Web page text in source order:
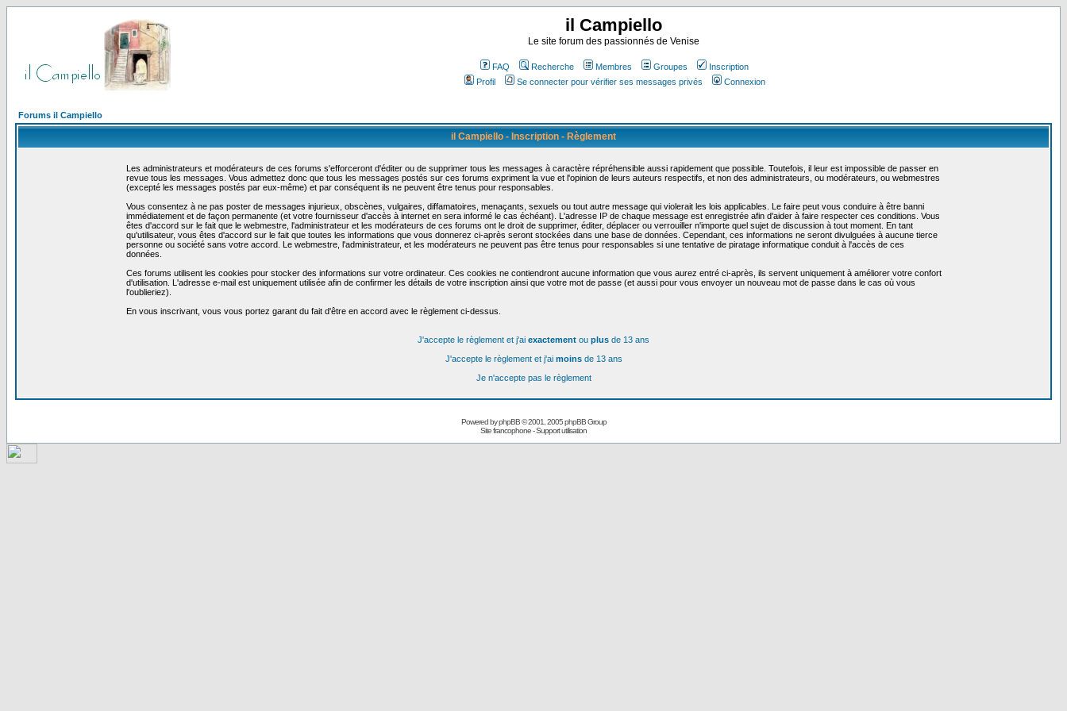
il Campiello
Le site forum des passionnés de Venise
FAQ Recherche Membres Groupes
Inscription
Profil
Se connecter pour vérifier ses messages privés Connexion
Forums il Campiello
il Campiello - Inscription - Règlement
Les administrateurs et modérateurs de ces forums s'efforceront d'éditer ou de supprimer tous les messages à caractère répréhensible aussi rapidement que possible. Toutefois, il leur est impossible de passer en
revue tous les messages. Vous admettez donc que tous les messages postés sur ces forums expriment la vue et l'opinion de leurs auteurs respectifs, et non des administrateurs, ou modérateurs, ou webmestres
(excepté les messages postés par eux-même) et par conséquent ils ne peuvent être tenus pour responsables.
Vous consentez à ne pas poster de messages injurieux, obscènes, vulgaires, diffamatoires, menaçants, sexuels ou tout autre message qui violerait les lois applicables. Le faire peut vous conduire à être banni
immédiatement et de façon permanente (et votre fournisseur d'accès à internet en sera informé le cas échéant). L'adresse IP de chaque message est enregistrée afin d'aider à faire respecter ces conditions. Vous
êtes d'accord sur le fait que le webmestre, l'administrateur et les modérateurs de ces forums ont le droit de supprimer, éditer, déplacer ou verrouiller n'importe quel sujet de discussion à tout moment. En tant
qu'utilisateur, vous êtes d'accord sur le fait que toutes les informations que vous donnerez ci-après seront stockées dans une base de données. Cependant, ces informations ne seront divulguées à aucune tierce
personne ou société sans votre accord. Le webmestre, l'administrateur, et les modérateurs ne peuvent pas être tenus pour responsables si une tentative de piratage informatique conduit à l'accès de ces
données.
Ces forums utilisent les cookies pour stocker des informations sur votre ordinateur. Ces cookies ne contiendront aucune information que vous aurez entré ci-après, ils servent uniquement à améliorer votre confort
d'utilisation. L'adresse e-mail est uniquement utilisée afin de confirmer les détails de votre inscription ainsi que votre mot de passe (et aussi pour vous envoyer un nouveau mot de passe dans le cas où vous
l'oublieriez).
En vous inscrivant, vous vous portez garant du fait d'être en accord avec le règlement ci-dessus.
J'accepte le règlement et j'ai exactement ou plus de 13 ans
J'accepte le règlement et j'ai moinsde 13 ans
Je n'accepte pas le règlement
Powered byphpBB© 2001, 2005 phpBB Group
Site francophone-Support utilisation